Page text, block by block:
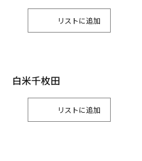
リスト
白米千枚田
リスト